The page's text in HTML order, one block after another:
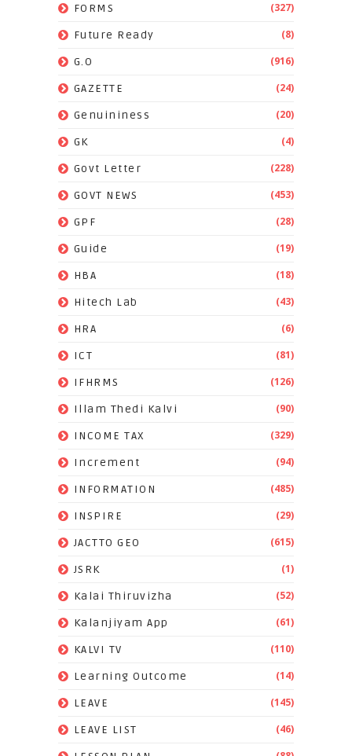
FORMS (327)
Future Ready (8)
G.O (916)
GAZETTE (24)
Genuininess (20)
GK (4)
Govt Letter (228)
GOVT NEWS (453)
GPF (28)
Guide (19)
HBA (18)
Hitech Lab (43)
HRA (6)
ICT (81)
IFHRMS (126)
Illam Thedi Kalvi (90)
INCOME TAX (329)
Increment (94)
INFORMATION (485)
INSPIRE (29)
JACTTO GEO (615)
JSRK (1)
Kalai Thiruvizha (52)
Kalanjiyam App (61)
KALVI TV (110)
Learning Outcome (14)
LEAVE (145)
LEAVE LIST (46)